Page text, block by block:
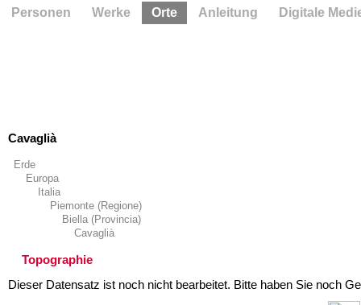
Cavaglià
Erde
Europa
Italia
Piemonte (Regione)
Biella (Provincia)
Cavaglià
Topographie
Dieser Datensatz ist noch nicht bearbeitet. Bitte haben Sie noch
Personen Werke Orte Anleitung Digitale